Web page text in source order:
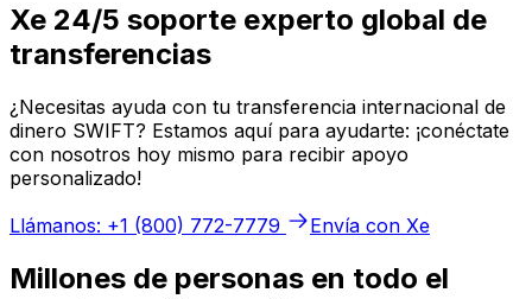
Xe 24/5 soporte experto global de
transferencias
¿Necesitas ayuda con tu transferencia internacional de
dinero SWIFT? Estamos aquí para ayudarte: ¡conéctate
con nosotros hoy mismo para recibir apoyo
personalizado!
Llámanos: +1 (800) 772-7779
Envía con Xe
Millones de personas en todo el